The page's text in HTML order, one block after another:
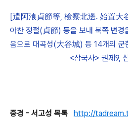
[遣阿湌貞節等, 檢察北邊. 始置大
아찬 정절(貞節) 등을 보내 북쪽 변경
음으로 대곡성(大谷城) 등 14개의 군
<삼국사> 권제9,
중경 - 서고성 목록
http://